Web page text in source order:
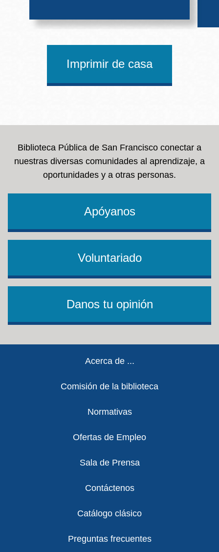
Imprimir de casa
Biblioteca Pública de San Francisco conectar a
nuestras diversas comunidades al aprendizaje, a
oportunidades y a otras personas.
Apóyanos
Voluntariado
Danos tu opinión
Acerca de ...
Comisión de la biblioteca
Normativas
Ofertas de Empleo
Sala de Prensa
Contáctenos
Catálogo clásico
Preguntas frecuentes